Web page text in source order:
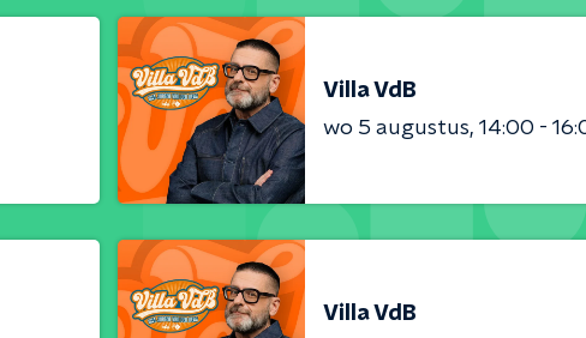
Villa VdB
wo 5 augustus 14:00 -
Villa VdB